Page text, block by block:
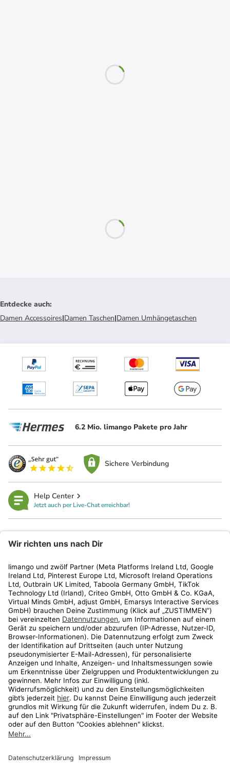
Entdecke auch:
Damen Accessoires|Damen Taschen|Damen Umhängetaschen
6.2 Mio. limango Pakete pro Jahr
Sichere Verbindung
Help Center
Jetzt auch per Live-Chat erreichbar!
Kundenservice
Shop
Aktionen
Travel